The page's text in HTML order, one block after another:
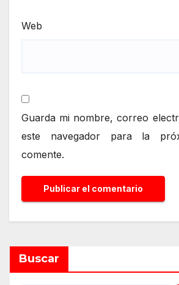
Web
Guarda mi nombre, correo
este navegador para la
comente.
Buscar